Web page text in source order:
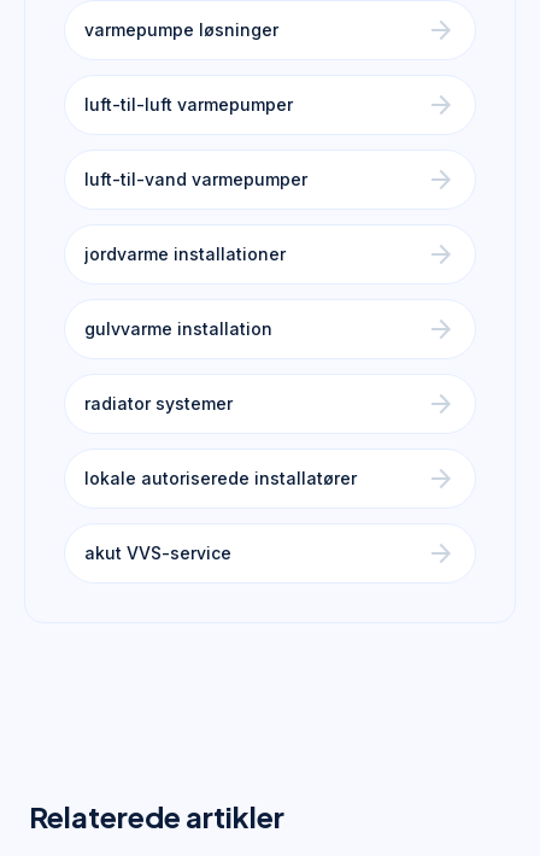
varmepumpe løsninger arrow_forward
luft-til-luft varmepumper arrow_forward
luft-til-vand varmepumper arrow_forward
jordvarme installationer arrow_forward
gulvvarme installation arrow_forward
radiator systemer arrow_forward
lokale autoriserede installatører arrow_forward
akut VVS-service arrow_forward
Relaterede artikler